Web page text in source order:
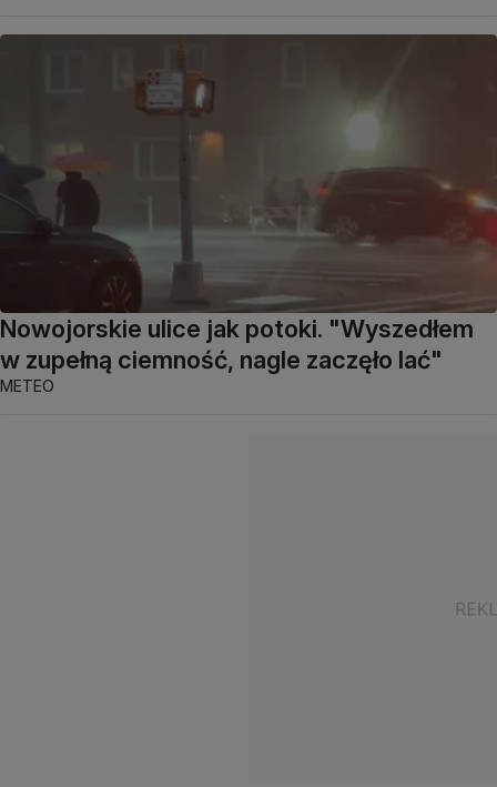
Nowojorskie ulice jak potoki. "Wyszedłem
w zupełną ciemność, nagle zaczęło lać"
METEO